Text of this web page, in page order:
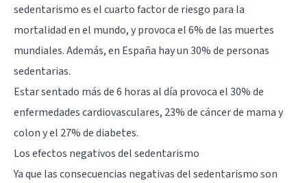
sedentarismo es el cuarto factor de riesgo para la
mortalidad en el mundo, y provoca el 6% de las muertes
mundiales. Además, en España hay un 30% de personas
sedentarias.
Estar sentado más de 6 horas al día provoca el 30% de
enfermedades cardiovasculares, 23% de cáncer de mama y
colon y el 27% de diabetes.
Los efectos negativos del sedentarismo
Ya que las consecuencias negativas del sedentarismo son